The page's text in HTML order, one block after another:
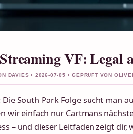
VF: Legal
DAVIES • 2026-07-05 • GEPRUFT VON
South-Park-Folge sucht man
wir einfach nur Cartmans
– und dieser Leitfaden zeigt dir,